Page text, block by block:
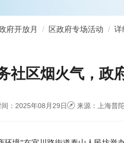
府开放月 区政府专场活动 详
社区烟火气，政
间：2025年08月29日 来源：上海普